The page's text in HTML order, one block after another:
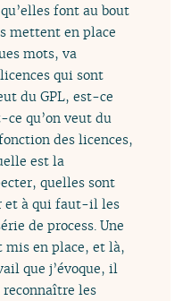
font au bout
mettent en place
mots, va
qui sont
du GPL, est-ce
ce qu’on veut du
des licences,
est la
quelles sont
et à qui faut-il les
de process. Une
mis en place, et là,
que j’évoque, il
reconnaître les